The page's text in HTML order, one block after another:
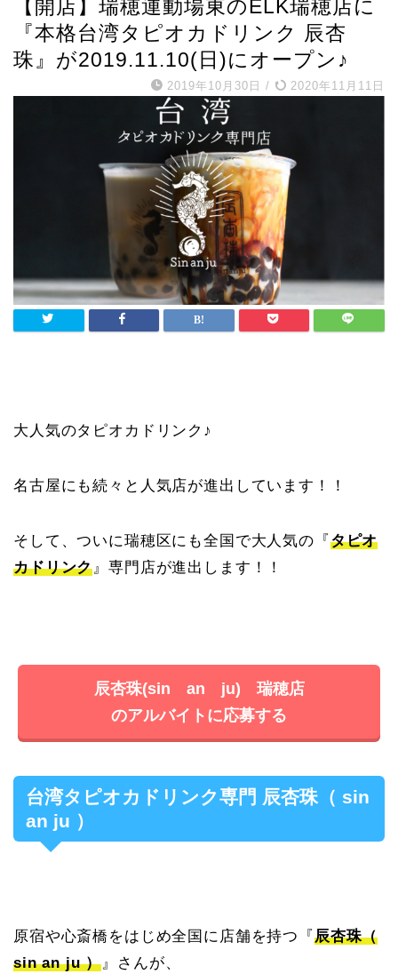
【開店】瑞穂運動場東のELK瑞穂店に
『本格台湾タピオカドリンク 辰杏
珠』が2019.11.10(日)にオープン♪
2019年10月30日 / 2020年11月11日
大人気のタピオカドリンク♪
名古屋にも続々と人気店が進出しています！！
そして、ついに瑞穂区にも全国で大人気の『タピオ
カドリンク』専門店が進出します！！
辰杏珠(sin an ju) 瑞穂店
のアルバイトに応募する
台湾タピオカドリンク専門 辰杏珠（ sin
an ju ）
原宿や心斎橋をはじめ全国に店舗を持つ『辰杏珠（
sin an ju ）』さんが、